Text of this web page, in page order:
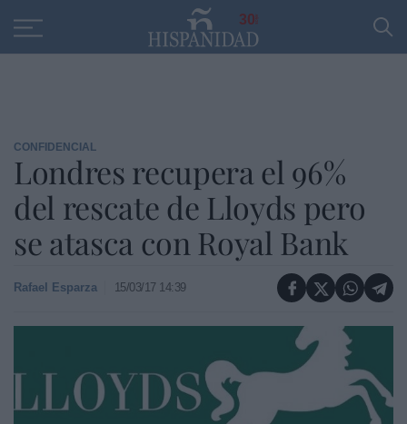
30
CONFIDENCIAL
Londres recupera el 96%
del rescate de Lloyds pero
se atasca con Royal Bank
Rafael Esparza 15/03/17 14:39